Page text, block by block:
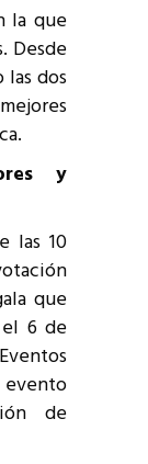
la que
Desde
las dos
y
las 10
que
6 de
evento
de